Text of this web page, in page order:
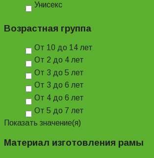
Унисекс
Возрастная группа
От 10 до 14 лет
От 2 до 4 лет
От 3 до 5 лет
От 3 до 6 лет
От 4 до 6 лет
От 5 до 7 лет
Показать значение(я)
Материал изготовления рамы